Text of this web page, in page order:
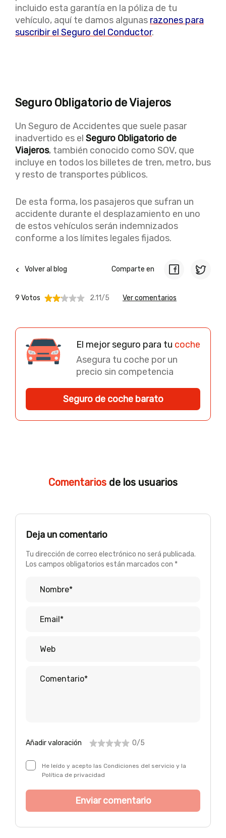
incluido esta garantía en la póliza de tu
vehículo, aquí te damos algunas razones para
suscribir el Seguro del Conductor.
Seguro Obligatorio de Viajeros
Un Seguro de Accidentes que suele pasar
inadvertido es el Seguro Obligatorio de
Viajeros, también conocido como SOV, que
incluye en todos los billetes de tren, metro, bus
y resto de transportes públicos.
De esta forma, los pasajeros que sufran un
accidente durante el desplazamiento en uno
de estos vehículos serán indemnizados
conforme a los límites legales fijados.
Volver al blog Comparte en
9 Votos 2.11/5 Ver comentarios
El mejor seguro para tu coche
Asegura tu coche por un
precio sin competencia
Seguro de coche barato
Comentarios de los usuarios
Deja un comentario
Tu dirección de correo electrónico no será publicada.
Los campos obligatorios están marcados con *
Añadir valoración 0/5
He leído y acepto las Condiciones del servicio y la
Política de privacidad